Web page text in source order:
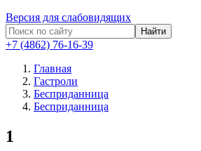
Версия для слабовидящих
Найти
+7 (4862) 76-16-39
Главная
Гастроли
Бесприданница
Бесприданница
1